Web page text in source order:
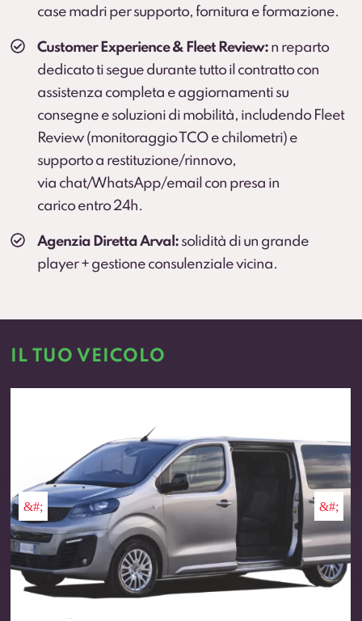
Scopri di più
case madri per supporto, fornitura e formazione.
Customer Experience & Fleet Review: n reparto
dedicato ti segue durante tutto il contratto con
assistenza completa e aggiornamenti su
consegne e soluzioni di mobilità, includendo Fleet
Review (monitoraggio TCO e chilometri) e
supporto a restituzione/rinnovo,
via chat/WhatsApp/email con presa in
carico entro 24h.
Agenzia Diretta Arval: solidità di un grande
player + gestione consulenziale vicina.
IL TUO VEICOLO